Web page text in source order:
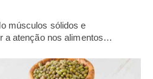
músculos sólidos e
a atenção nos alimentos…